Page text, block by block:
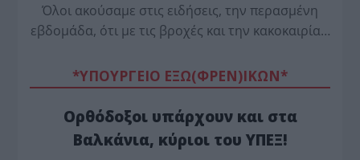
Όλοι ακούσαμε στις ειδήσεις, την περασμένη
εβδομάδα, ότι με τις βροχές και την κακοκαιρία…
*ΥΠΟΥΡΓΕΙΟ ΕΞΩ(ΦΡΕΝ)ΙΚΩΝ*
Ορθόδοξοι υπάρχουν και στα
Βαλκάνια, κύριοι του ΥΠΕΞ!